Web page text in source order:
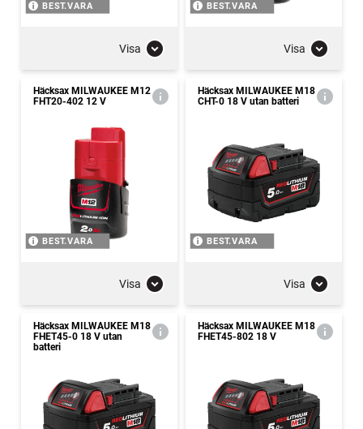
BEST.VARA
Visa
BEST.VARA
Visa
Häcksax MILWAUKEE M12
FHT20-402 12 V
BEST.VARA
Visa
Häcksax MILWAUKEE M18
CHT-0 18 V utan batteri
BEST.VARA
Visa
Häcksax MILWAUKEE M18
FHET45-0 18 V utan
batteri
Häcksax MILWAUKEE M18
FHET45-802 18 V